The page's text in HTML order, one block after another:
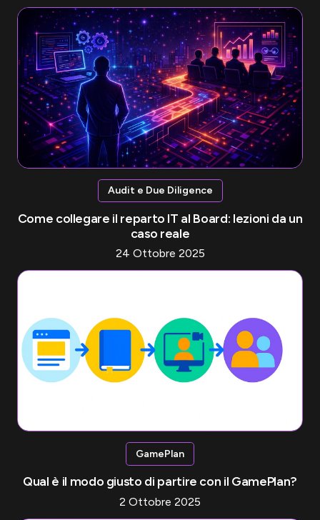
Audit e Due Diligence
Come collegare il reparto IT al Board: lezioni da un
caso reale
24 Ottobre 2025
GamePlan
Qual è il modo giusto di partire con il GamePlan?
2 Ottobre 2025